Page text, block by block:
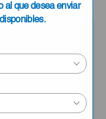
al que desea enviar